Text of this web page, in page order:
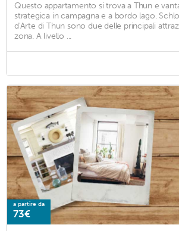
Questo appartamento si trova a Thun e
strategica in campagna e a bordo lago.
d'Arte di Thun sono due delle principali
zona. A livello ...
a partire da
73€